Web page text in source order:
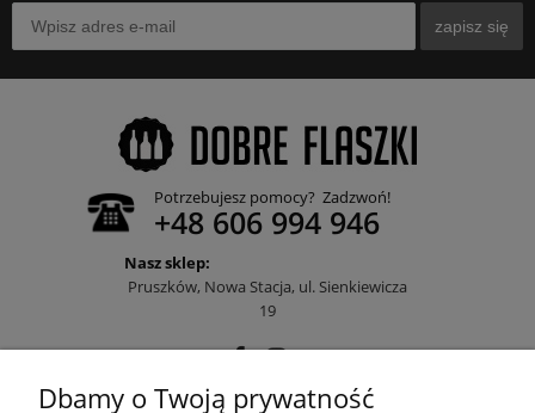
zapisz się
Potrzebujesz pomocy? Zadzwoń!
+48 606 994 946
Nasz sklep:
Pruszków, Nowa Stacja, ul. Sienkiewicza
19
Dbamy o Twoją prywatność